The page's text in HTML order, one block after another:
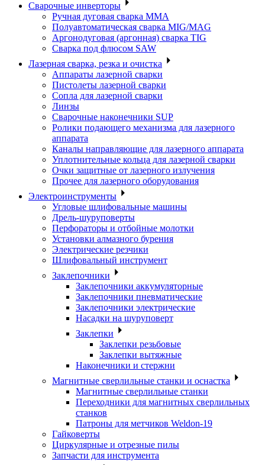
Сварочные инверторы
Ручная дуговая сварка MMA
Полуавтоматическая сварка MIG/MAG
Аргонодуговая (аргонная) сварка TIG
Сварка под флюсом SAW
Лазерная сварка, резка и очистка
Аппараты лазерной сварки
Пистолеты лазерной сварки
Сопла для лазерной сварки
Линзы
Сварочные наконечники SUP
Ролики подающего механизма для лазерного
аппарата
Каналы направляющие для лазерного аппарата
Уплотнительные кольца для лазерной сварки
Очки защитные от лазерного излучения
Прочее для лазерного оборудования
Электроинструменты
Угловые шлифовальные машины
Дрель-шуруповерты
Перфораторы и отбойные молотки
Установки алмазного бурения
Электрические резчики
Шлифовальный инструмент
Заклепочники
Заклепочники аккумуляторные
Заклепочники пневматические
Заклепочники электрические
Насадки на шуруповерт
Заклепки
Заклепки резьбовые
Заклепки вытяжные
Наконечники и стержни
Магнитные сверлильные станки и оснастка
Магнитные сверлильные станки
Переходники для магнитных сверлильных
станков
Патроны для метчиков Weldon-19
Гайковерты
Циркулярные и отрезные пилы
Запчасти для инструмента